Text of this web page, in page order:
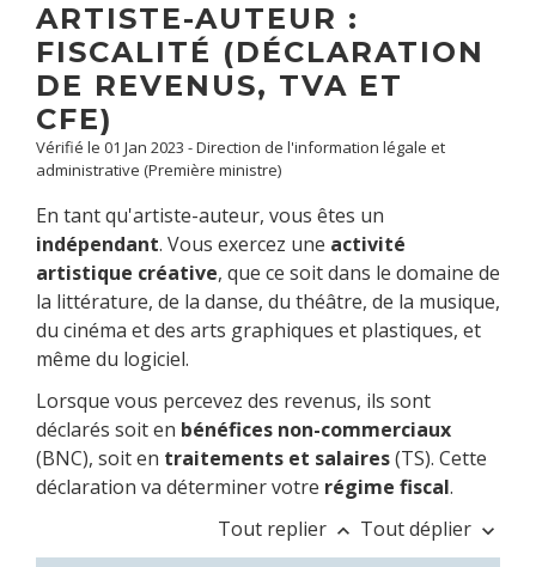
ARTISTE-AUTEUR :
FISCALITÉ (DÉCLARATION
DE REVENUS, TVA ET
CFE)
Vérifié le 01 Jan 2023 - Direction de l'information légale et
administrative (Première ministre)
En tant qu'artiste-auteur, vous êtes un
indépendant. Vous exercez une activité
artistique créative, que ce soit dans le domaine de
la littérature, de la danse, du théâtre, de la musique,
du cinéma et des arts graphiques et plastiques, et
même du logiciel.
Lorsque vous percevez des revenus, ils sont
déclarés soit en bénéfices non-commerciaux
(BNC), soit en traitements et salaires(TS). Cette
déclaration va déterminer votre régime fiscal.
Tout replier keyboard_arrow_up Tout déplier keyboard_arrow_down